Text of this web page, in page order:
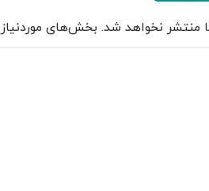
منتشر نخواهد شد. بخش‌های